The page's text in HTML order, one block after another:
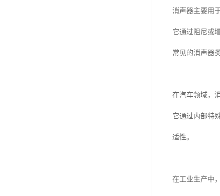
消声器主要用
它通过阻尼或
常见的消声器
在汽车领域，
它通过内部特
适性。
在工业生产中